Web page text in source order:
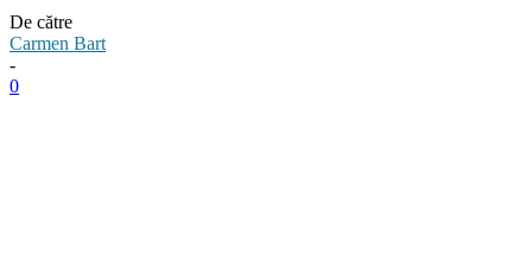
De către
Carmen Bart
-
0